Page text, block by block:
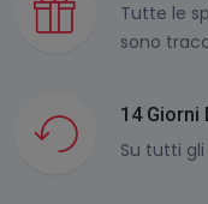
Tutte le
sono
14 Giorni
Su tutti